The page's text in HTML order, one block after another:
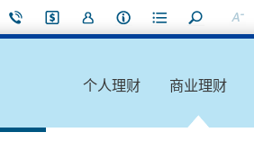
个人理财 商业理财